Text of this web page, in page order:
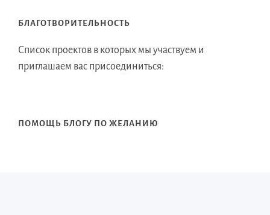
БЛАГОТВОРИТЕЛЬНОСТЬ
Список проектов в которых мы участвуем и
приглашаем вас присоединиться:
ПОМОЩЬ БЛОГУ ПО ЖЕЛАНИЮ